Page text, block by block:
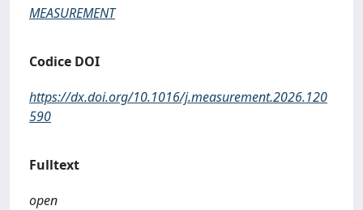
MEASUREMENT
Codice DOI
https://dx.doi.org/10.1016/j.measurement.2026.120
590
Fulltext
open